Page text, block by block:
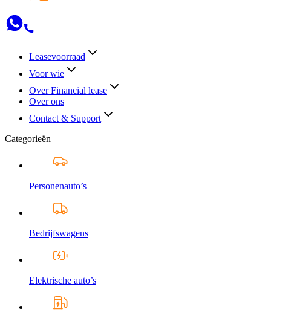
Leasevoorraad
Voor wie
Over Financial lease
Over ons
Contact & Support
Categorieën
Personenauto’s
Bedrijfswagens
Elektrische auto’s